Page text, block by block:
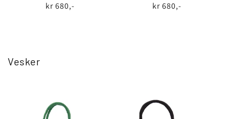
Vanlig
kr 680,-
Vanlig
kr 680,-
Vesker